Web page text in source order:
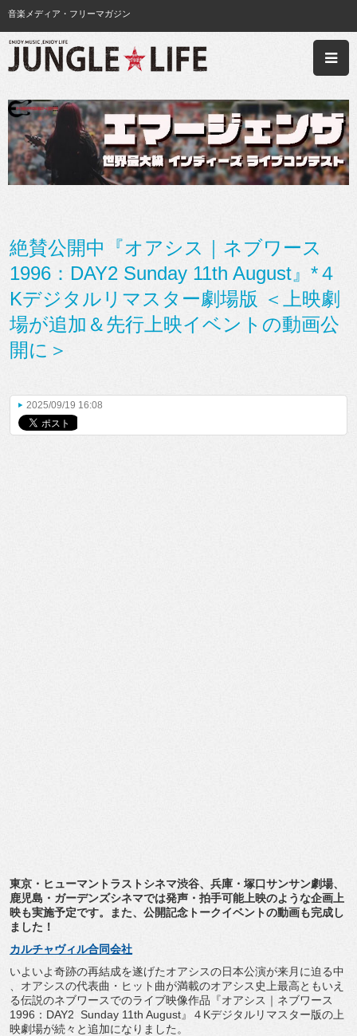
音楽メディア・フリーマガジン
絶賛公開中『オアシス｜ネブワース
1996：DAY2 Sunday 11th August』*４
Kデジタルリマスター劇場版 ＜上映劇
場が追加＆先行上映イベントの動画公
開に＞
2025/09/19 16:08
東京・ヒューマントラストシネマ渋谷、兵庫・塚口サンサン劇場、
鹿児島・ガーデンズシネマでは発声・ 拍手可能上映のような企画上
映も実施予定です。また、 公開記念トークイベントの動画も完成し
ました！
カルチャヴィル合同会社
いよいよ奇跡の再結成を遂げたオアシスの日本公演が来月に迫る中
、オアシスの代表曲・ ヒット曲が満載のオアシス史上最高ともいえ
る伝説のネブワースでのライブ映像作品『オアシス｜ネブワース
1996：DAY2 Sunday 11th August』
４Kデジタルリマスター版の上
映劇場が続々と追加になりました。